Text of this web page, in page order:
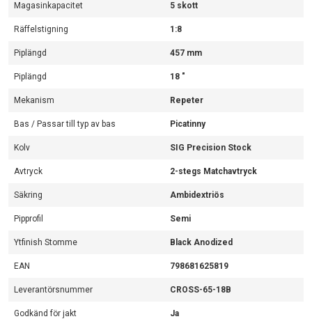
Magasinkapacitet 5 skott
Räffelstigning 1:8
Piplängd 457 mm
Piplängd 18 "
Mekanism Repeter
Bas / Passar till typ av bas Picatinny
Kolv SIG Precision Stock
Avtryck 2-stegs Matchavtryck
Säkring Ambidextriös
Pipprofil Semi
Ytfinish Stomme Black Anodized
EAN 798681625819
Leverantörsnummer CROSS-65-18B
Godkänd för jakt Ja